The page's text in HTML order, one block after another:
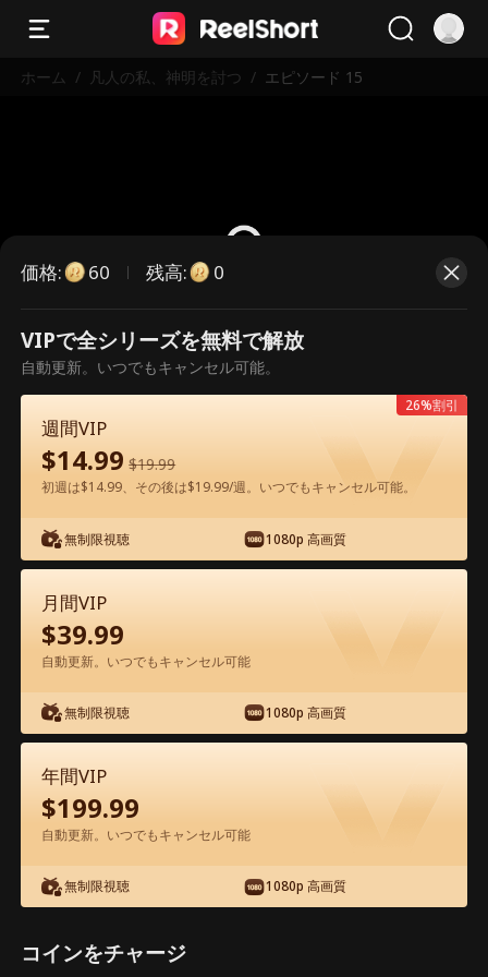
ホーム / 凡人の私、神明を討つ / エピソード 15
こちらは有料のエピソードです。視
聴いただくには解放が必要です。
アプリ内で無料視聴可能
エピソード15 - 凡人の私、神明を討つ 映
画フル
1-50 51-62
15 18
価格: 60 残高: 0
VIPで全シリーズを無料で解放
自動更新。いつでもキャンセル可能。
週間VIP
$14.99 $19.99
初週は$14.99、その後は$19.99/週。いつでもキャンセル可能。
無制限視聴 1080p 高画質
26%割引
月間VIP
$39.99
自動更新。いつでもキャンセル可能
無制限視聴 1080p 高画質
年間VIP
$199.99
自動更新。いつでもキャンセル可能
無制限視聴 1080p 高画質
コインをチャージ